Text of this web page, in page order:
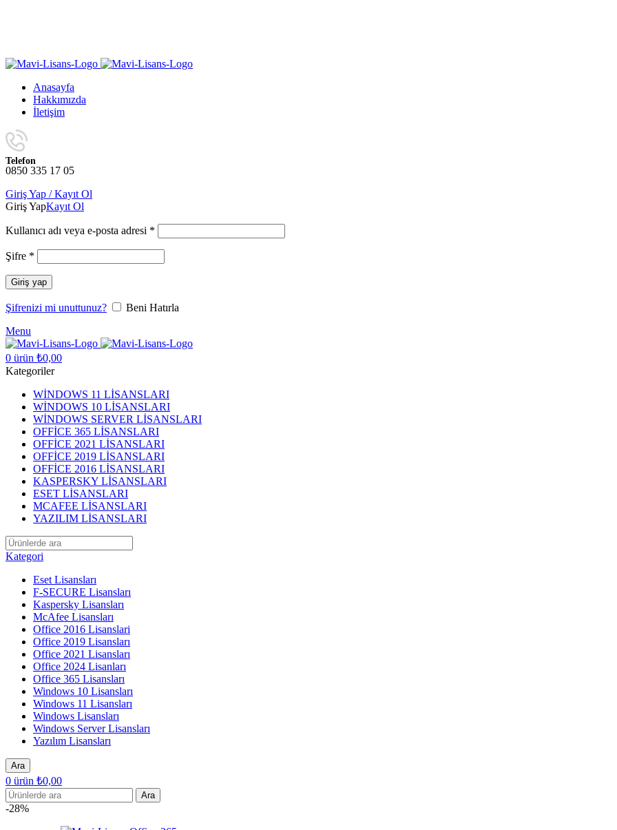
Anasayfa
Hakkımızda
İletişim
Telefon
0850 335 17 05
Giriş Yap / Kayıt Ol
Giriş YapKayıt Ol
Kullanıcı adı veya e-posta adresi *
Şifre *
Giriş yap
Şifrenizi mi unuttunuz?
Beni Hatırla
Menu
0 ürün ₺0,00
Kategoriler
WİNDOWS 11 LİSANSLARI
WİNDOWS 10 LİSANSLARI
WİNDOWS SERVER LİSANSLARI
OFFİCE 365 LİSANSLARI
OFFİCE 2021 LİSANSLARI
OFFİCE 2019 LİSANSLARI
OFFİCE 2016 LİSANSLARI
KASPERSKY LİSANSLARI
ESET LİSANSLARI
MCAFEE LİSANSLARI
YAZILIM LİSANSLARI
Kategori
Eset Lisansları
F-SECURE Lisansları
Kaspersky Lisansları
McAfee Lisansları
Office 2016 Lisanslari
Office 2019 Lisansları
Office 2021 Lisansları
Office 2024 Lisanları
Office 365 Lisansları
Windows 10 Lisansları
Windows 11 Lisansları
Windows Lisansları
Windows Server Lisansları
Yazılım Lisansları
Ara
0 ürün ₺0,00
Ara
-28%